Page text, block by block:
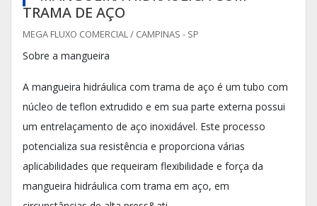
TRAMA DE AÇO
MEGA FLUXO COMERCIAL / CAMPINAS - SP
Sobre a mangueira
A mangueira hidráulica com trama de aço é um tubo com
núcleo de teflon extrudido e em sua parte externa possui
um entrelaçamento de aço inoxidável. Este processo
potencializa sua resistência e proporciona várias
aplicabilidades que requeiram flexibilidade e força da
mangueira hidráulica com trama em aço, em